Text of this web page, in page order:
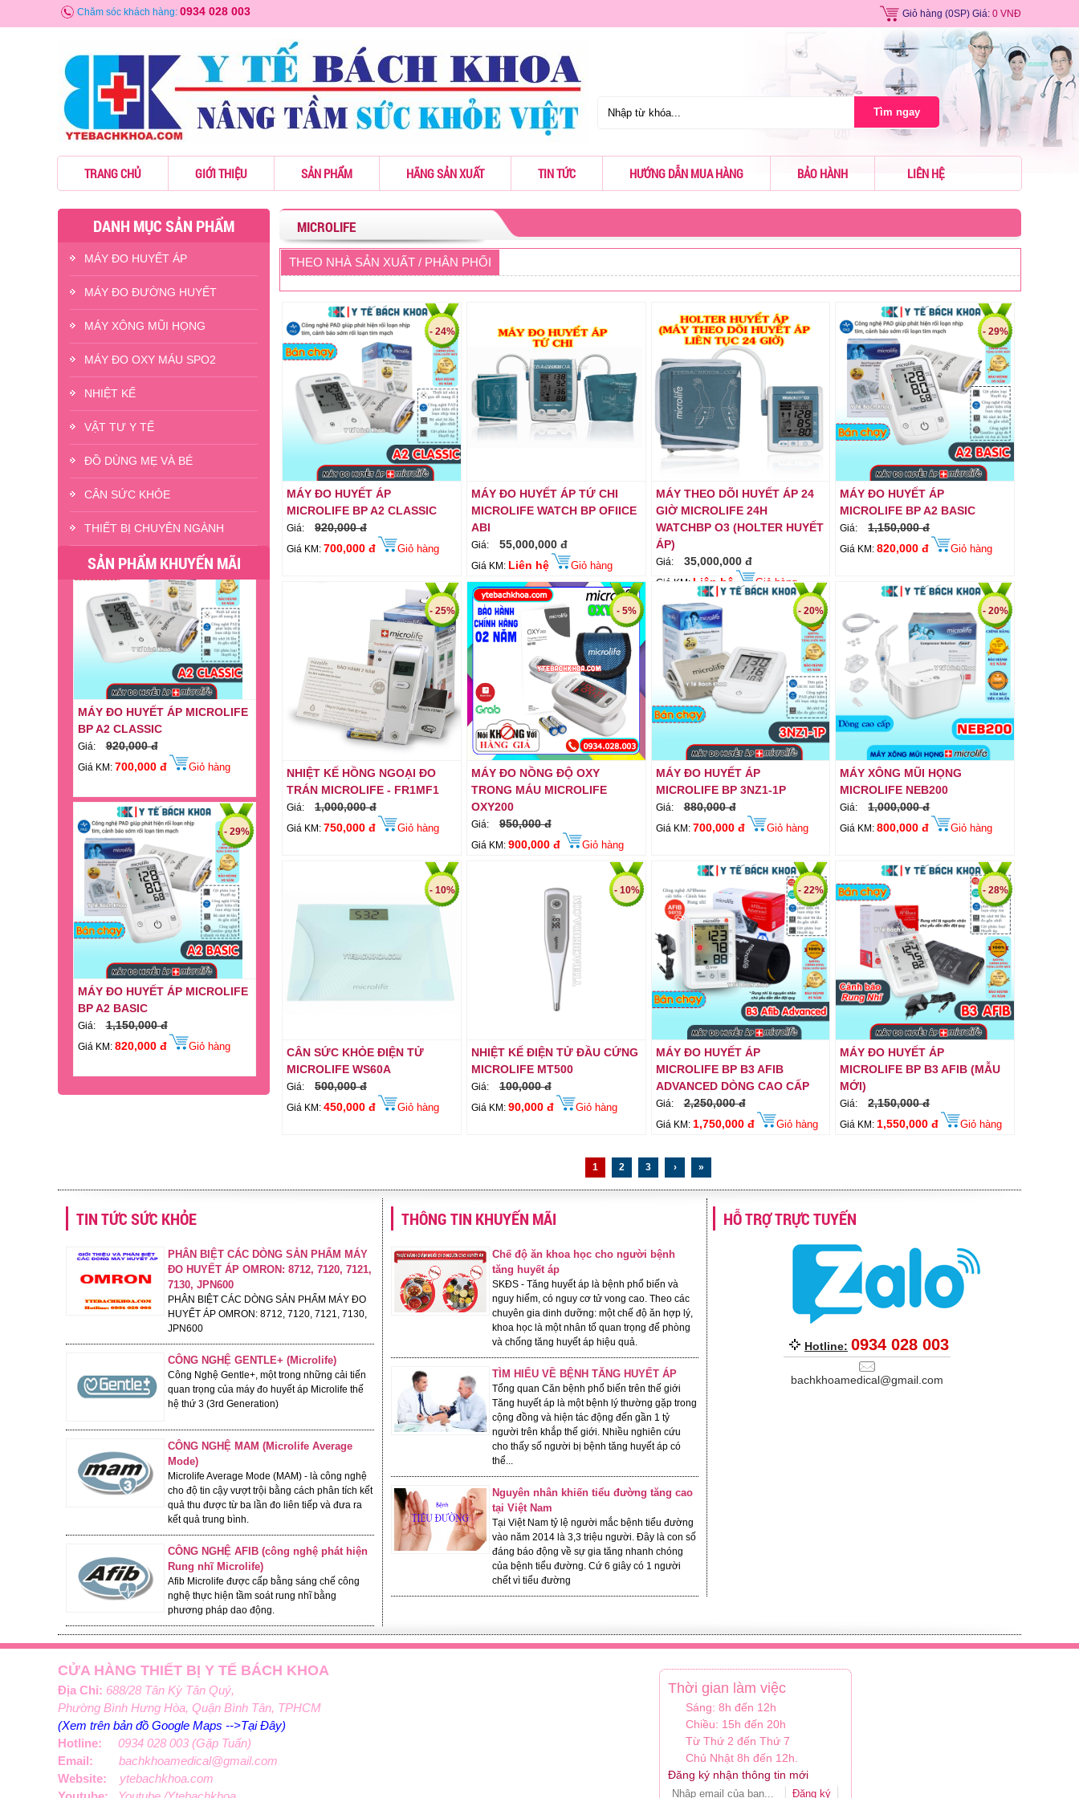
Chăm sóc khách hàng: 0934 028 003 Giỏ hàng (0SP) Giá: 0 VNĐ
Tìm ngay
TRANG CHỦ GIỚI THIỆU SẢN PHẨM HÃNG SẢN XUẤT TIN TỨC HƯỚNG DẪN MUA HÀNG BẢO HÀNH LIÊN HỆ
DANH MỤC SẢN PHẨM
MÁY ĐO HUYẾT ÁP
MÁY ĐO ĐƯỜNG HUYẾT
MÁY XÔNG MŨI HỌNG
MÁY ĐO OXY MÁU SPO2
NHIỆT KẾ
VẬT TƯ Y TẾ
ĐỒ DÙNG MẸ VÀ BÉ
CÂN SỨC KHỎE
THIẾT BỊ CHUYÊN NGÀNH
SẢN PHẨM KHUYẾN MÃI
MÁY ĐO NỒNG ĐỘ OXY TRONG
MÁU JUMPER JPD-500E
Giá: 350,000 đ
MÁY ĐO HUYẾT ÁP MICROLIFE
BP A2 CLASSIC
Giá: 920,000 đ
700,000 đ
MÁY ĐO HUYẾT ÁP MICROLIFE
BP A2 BASIC
Giá: 1,150,000 đ
Giá KM:820,000 đ
- 29%
NHIỆT KẾ HỒNG NGOẠI ĐO
TRÁN MICROLIFE - FR1MF1
Giá KM:750,000 đ Giỏ hàng
- 25%
MÁY ĐO HUYẾT ÁP MICROLIFE
BP B3 AFIB ADVANCED DÒNG
CAO CẤP
Giá: 2,250,000 đ
1,750,000 đ Giỏ hàng
- 22%
MICROLIFE
THEO NHÀ SẢN XUẤT / PHÂN PHỐI
MÁY ĐO HUYẾT ÁP
MICROLIFE BP A2 CLASSIC
Giá: 920,000 đ
Giá KM: 700,000 đ Giỏ hàng
- 24%
MÁY ĐO HUYẾT ÁP TỨ CHI
MICROLIFE WATCH BP OFIICE
ABI
Giá: 55,000,000 đ
Giá KM: Liên hệ Giỏ hàng
MÁY THEO DÕI HUYẾT ÁP 24
GIỜ MICROLIFE 24H
WATCHBP O3 (HOLTER HUYẾT
ÁP)
Giá: 35,000,000 đ
Giá KM: Liên hệ Giỏ hàng
MÁY ĐO HUYẾT ÁP
MICROLIFE BP A2 BASIC
Giá: 1,150,000 đ
Giá KM:820,000 đ Giỏ hàng
- 29%
NHIỆT KẾ HỒNG NGOẠI ĐO
TRÁN MICROLIFE - FR1MF1
Giá: 1,000,000 đ
Giá KM: 750,000 đ Giỏ hàng
- 25%
MÁY ĐO NỒNG ĐỘ OXY
TRONG MÁU MICROLIFE
OXY200
Giá: 950,000 đ
Giá KM: 900,000 đ Giỏ hàng
- 5%
MÁY ĐO HUYẾT ÁP
MICROLIFE BP 3NZ1-1P
Giá: 880,000 đ
Giá KM: 700,000 đ Giỏ hàng
- 20%
MÁY XÔNG MŨI HỌNG
MICROLIFE NEB200
Giá: 1,000,000 đ
Giá KM:800,000 đ Giỏ hàng
- 20%
CÂN SỨC KHỎE ĐIỆN TỬ
MICROLIFE WS60A
Giá: 500,000 đ
Giá KM: 450,000 đ Giỏ hàng
- 10%
NHIỆT KẾ ĐIỆN TỬ ĐẦU CỨNG
MICROLIFE MT500
Giá: 100,000 đ
Giá KM: 90,000 đ Giỏ hàng
- 10%
MÁY ĐO HUYẾT ÁP
MICROLIFE BP B3 AFIB
ADVANCED DÒNG CAO CẤP
Giá: 2,250,000 đ
Giá KM: 1,750,000 đ Giỏ hàng
- 22%
MÁY ĐO HUYẾT ÁP
MICROLIFE BP B3 AFIB (MẪU
MỚI)
Giá: 2,150,000 đ
Giá KM:1,550,000 đ Giỏ hàng
- 28%
1 2 3 › »
TIN TỨC SỨC KHỎE
PHÂN BIỆT CÁC DÒNG SẢN PHẨM MÁY
ĐO HUYẾT ÁP OMRON: 8712, 7120, 7121,
7130, JPN600
PHÂN BIỆT CÁC DÒNG SẢN PHẨM MÁY ĐO
HUYẾT ÁP OMRON: 8712, 7120, 7121, 7130,
JPN600
CÔNG NGHỆ GENTLE+ (Microlife)
Công Nghệ Gentle+, một trong những cải tiến
quan trọng của máy đo huyết áp Microlife thế
hệ thứ 3 (3rd Generation)
CÔNG NGHỆ MAM (Microlife Average
Mode)
Microlife Average Mode (MAM) - là công nghệ
cho độ tin cậy vượt trội bằng cách phân tích kết
quả thu được từ ba lần đo liên tiếp và đưa ra
kết quả trung bình.
CÔNG NGHỆ AFIB (công nghệ phát hiện
Rung nhĩ Microlife)
Afib Microlife được cấp bằng sáng chế công
nghệ thực hiện tầm soát rung nhĩ bằng
phương pháp dao động.
THÔNG TIN KHUYẾN MÃI
Chế độ ăn khoa học cho người bệnh
tăng huyết áp
SKĐS - Tăng huyết áp là bệnh phổ biến và
nguy hiểm, có nguy cơ tử vong cao. Theo các
chuyên gia dinh dưỡng: một chế độ ăn hợp lý,
khoa học là một nhân tố quan trọng để phòng
và chống tăng huyết áp hiệu quả.
TÌM HIỂU VỀ BỆNH TĂNG HUYẾT ÁP
Tổng quan Căn bệnh phổ biến trên thế giới
Tăng huyết áp là một bệnh lý thường gặp trong
cộng đồng và hiện tác động đến gần 1 tỷ
người trên khắp thế giới. Nhiều nghiên cứu
cho thấy số người bị bệnh tăng huyết áp có
thể...
Nguyên nhân khiến tiểu đường tăng cao
tại Việt Nam
Tại Việt Nam tỷ lệ người mắc bệnh tiểu đường
vào năm 2014 là 3,3 triệu người. Đây là con số
đáng báo động về sự gia tăng nhanh chóng
của bệnh tiểu đường. Cứ 6 giây có 1 người
chết vì tiểu đường
HỖ TRỢ TRỰC TUYẾN
Hotline: 0934 028 003
bachkhoamedical@gmail.com
CỬA HÀNG THIẾT BỊ Y TẾ BÁCH KHOA
Địa Chỉ: 688/28 Tân Kỳ Tân Quý,
Phường Bình Hưng Hòa, Quận Bình Tân, TPHCM
(Xem trên bản đồ Google Maps -->Tại Đây)
Hotline: 0934 028 003 (Gặp Tuấn)
Email: bachkhoamedical@gmail.com
Website: ytebachkhoa.com
Thời gian làm việc
Sáng: 8h đến 12h
Chiều: 15h đến 20h
Từ Thứ 2 đến Thứ 7
Chủ Nhật 8h đến 12h.
Đăng ký nhận thông tin mới